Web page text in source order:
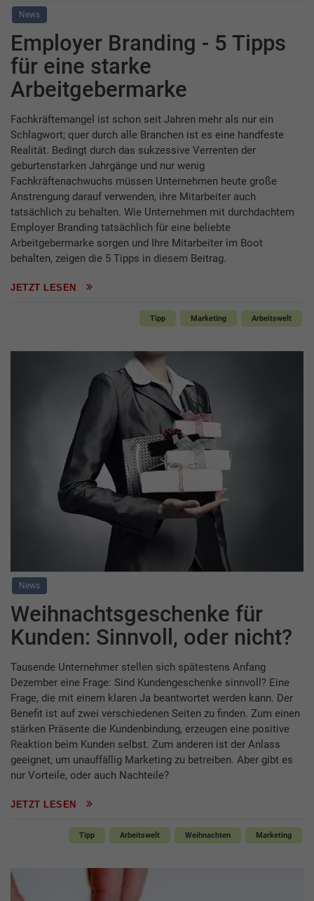
News
Employer Branding - 5 Tipps
für eine starke
Arbeitgebermarke
Fachkräftemangel ist schon seit Jahren mehr als nur ein
Schlagwort; quer durch alle Branchen ist es eine handfeste
Realität. Bedingt durch das sukzessive Verrenten der
geburtenstarken Jahrgänge und nur wenig
Fachkräftenachwuchs müssen Unternehmen heute große
Anstrengung darauf verwenden, ihre Mitarbeiter auch
tatsächlich zu behalten. Wie Unternehmen mit durchdachtem
Employer Branding tatsächlich für eine beliebte
Arbeitgebermarke sorgen und Ihre Mitarbeiter im Boot
behalten, zeigen die 5 Tipps in diesem Beitrag.
JETZT LESEN
Tipp Marketing Arbeitswelt
News
Weihnachtsgeschenke für
Kunden: Sinnvoll, oder nicht?
Tausende Unternehmer stellen sich spätestens Anfang
Dezember eine Frage: Sind Kundengeschenke sinnvoll? Eine
Frage, die mit einem klaren Ja beantwortet werden kann. Der
Benefit ist auf zwei verschiedenen Seiten zu finden. Zum einen
stärken Präsente die Kundenbindung, erzeugen eine positive
Reaktion beim Kunden selbst. Zum anderen ist der Anlass
geeignet, um unauffällig Marketing zu betreiben. Aber gibt es
nur Vorteile, oder auch Nachteile?
JETZT LESEN
Tipp Arbeitswelt Weihnachten Marketing